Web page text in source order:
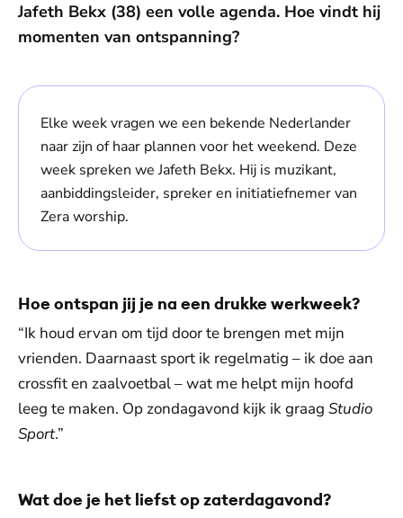
Jafeth Bekx (38) een volle agenda. Hoe vindt hij
momenten van ontspanning?
Elke week vragen we een bekende Nederlander
naar zijn of haar plannen voor het weekend. Deze
week spreken we Jafeth Bekx. Hij is muzikant,
aanbiddingsleider, spreker en initiatiefnemer van
Zera worship.
Hoe ontspan jij je na een drukke werkweek?
“Ik houd ervan om tijd door te brengen met mijn
vrienden. Daarnaast sport ik regelmatig – ik doe aan
crossfit en zaalvoetbal – wat me helpt mijn hoofd
leeg te maken. Op zondagavond kijk ik graag Studio
Sport.”
Wat doe je het liefst op zaterdagavond?